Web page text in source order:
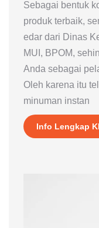
Sebagai bentuk
produk terbaik,
edar dari Dinas
MUI, BPOM,
Anda sebagai
Oleh karena itu
minuman instan
Info Lengkap